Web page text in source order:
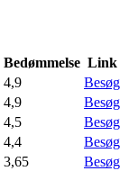
Bedømmelse Link
4,9
Besøg
4,9
Besøg
4,5
Besøg
4,4
Besøg
3,65
Besøg